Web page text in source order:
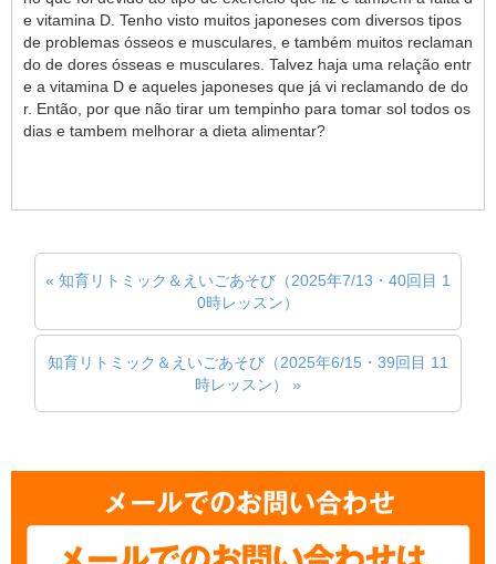
e vitamina D. Tenho visto muitos japoneses com diversos tipos
de problemas ósseos e musculares, e também muitos reclaman
do de dores ósseas e musculares. Talvez haja uma relação entr
e a vitamina D e aqueles japoneses que já vi reclamando de do
r. Então, por que não tirar um tempinho para tomar sol todos os
dias e tambem melhorar a dieta alimentar?
« 知育リトミック＆えいごあそび（2025年7/13・40回目 1
0時レッスン）
知育リトミック＆えいごあそび（2025年6/15・39回目 11
時レッスン） »